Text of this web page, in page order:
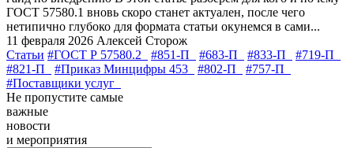
ГОСТ 57580.1 вновь скоро станет актуален, после чего
нетипично глубоко для формата статьи окунемся в сами...
11 февраля 2026 Алексей Сторож
Статьи #ГОСТ Р 57580.2 #851-П #683-П #833-П
#719-П
#821-П
#Приказ Минцифры 453 #802-П
#757-П
#Поставщики услуг
Не пропустите самые
важные
новости
и мероприятия